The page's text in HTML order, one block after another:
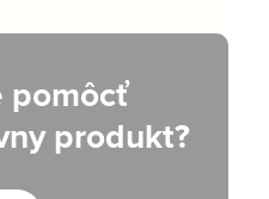
pomôcť
produkt?